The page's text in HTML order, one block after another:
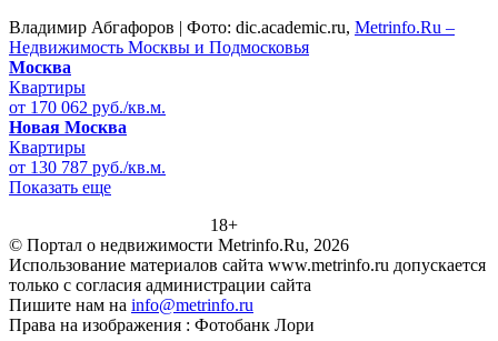
Владимир Абгафоров | Фото: dic.academic.ru, Metrinfo.Ru –
Недвижимость Москвы и Подмосковья
Москва
Квартиры
от 170 062 руб./кв.м.
Новая Москва
Квартиры
от 130 787 руб./кв.м.
Показать еще
18+
© Портал о недвижимости Metrinfo.Ru, 2026
Использование материалов сайта www.metrinfo.ru допускается
только с согласия администрации сайта
Пишите нам на info@metrinfo.ru
Права на изображения : Фотобанк Лори